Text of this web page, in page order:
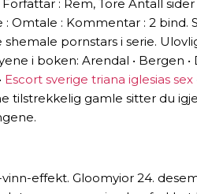
: Rem, Tore Antall
Omtale : Kommentar : 2
pornstars i serie.
i boken: Arendal • Bergen
Escort sverige triana iglesias sex
tilstrekkelig gamle sitter du
effekt. Gloomyior 24.